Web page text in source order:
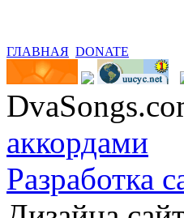
ГЛАВНАЯ DONATE
аккордами
Разработка